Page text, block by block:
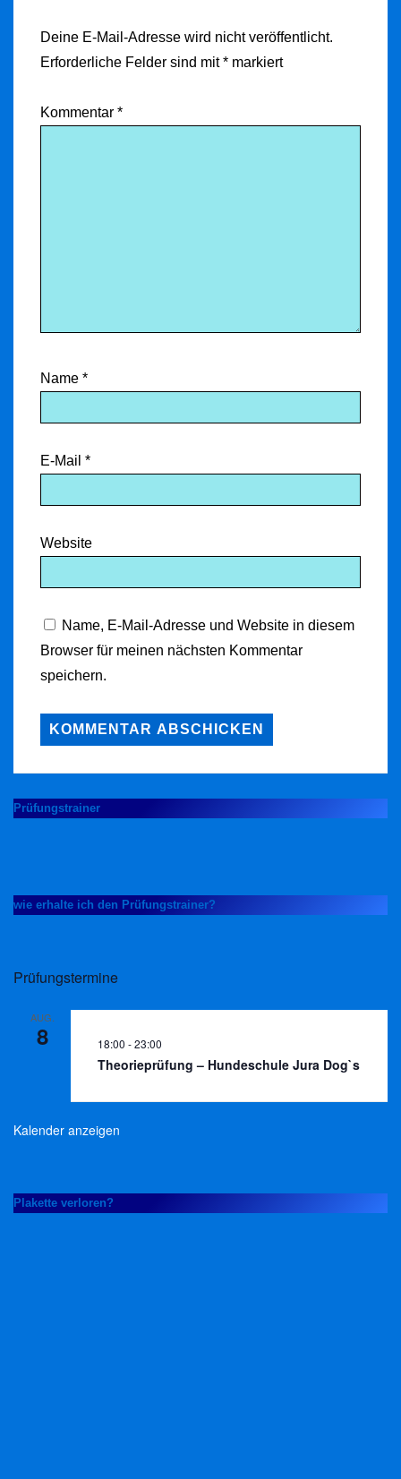
Deine E-Mail-Adresse wird nicht veröffentlicht.
Erforderliche Felder sind mit* markiert
Kommentar *
Name *
E-Mail *
Website
Name, E-Mail-Adresse und Website in diesem
Browser für meinen nächsten Kommentar
speichern.
Prüfungstrainer
wie erhalte ich den Prüfungstrainer?
Prüfungstermine
AUG.
8 18:00 -23:00
Theorieprüfung – Hundeschule Jura Dog`s
Kalender anzeigen
Plakette verloren?